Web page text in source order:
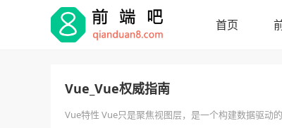
首页
Vue_Vue权威指南
Vue特性 Vue只是聚焦视图层，是一个构建数据驱动